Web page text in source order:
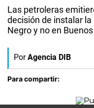
Las petroleras
decisión de instalar
Negro y no en
Por Agencia DIB
Para compartir: